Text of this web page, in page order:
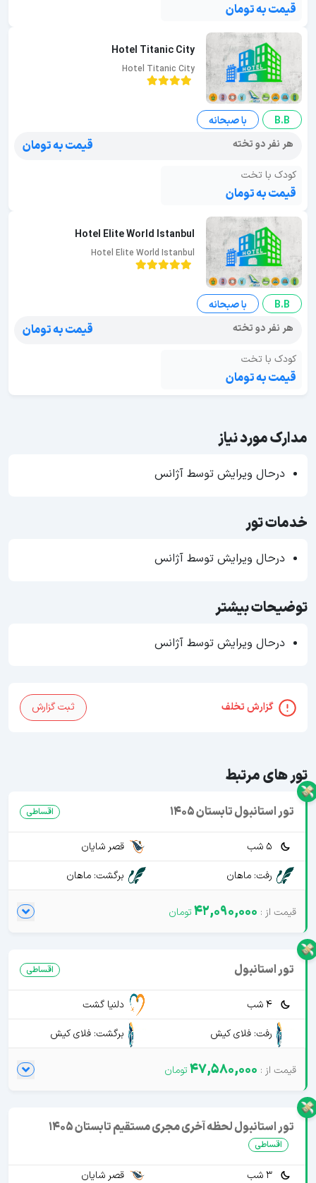
قیمت به تومان
Hotel Titanic City
Hotel Titanic City
B.B
با صبحانه
هر نفر دو تخته
قیمت به تومان
کودک با تخت
قیمت به تومان
Hotel Elite World Istanbul
Hotel Elite World Istanbul
B.B
با صبحانه
هر نفر دو تخته
قیمت به تومان
کودک با تخت
قیمت به تومان
مدارک مورد نیاز
درحال ویرایش توسط آژانس
خدمات تور
درحال ویرایش توسط آژانس
توضیحات بیشتر
درحال ویرایش توسط آژانس
گزارش تخلف ثبت گزارش
تور های مرتبط
تور استانبول تابستان 1405 اقساطی
5 شب
قصر شایان
رفت: ماهان
برگشت: ماهان
42,090,000
تور استانبول اقساطی
4 شب
دلنیا گشت
رفت: فلای کیش
برگشت: فلای کیش
47,580,000
تور استانبول لحظه آخری مجری مستقیم تابستان 1405
اقساطی
3 شب قصر شایان